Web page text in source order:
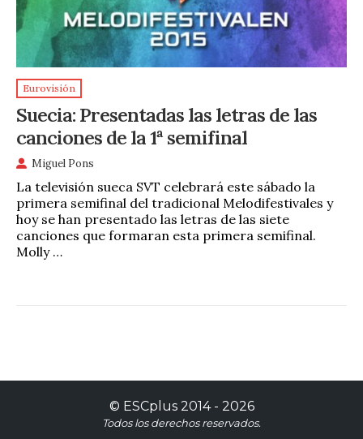
Eurovisión
Suecia: Presentadas las letras de las
canciones de la 1ª semifinal
Miguel Pons
La televisión sueca SVT celebrará este sábado la
primera semifinal del tradicional Melodifestivales y
hoy se han presentado las letras de las siete
canciones que formaran esta primera semifinal.
Molly …
© ESCplus2014 - 2026
Todos los derechos reservados.